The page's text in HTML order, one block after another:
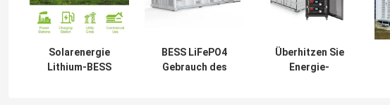
Solarenergie
Lithium-BESS
BESS LiFePO4
Gebrauch des
Überhitzen Sie
Energie-